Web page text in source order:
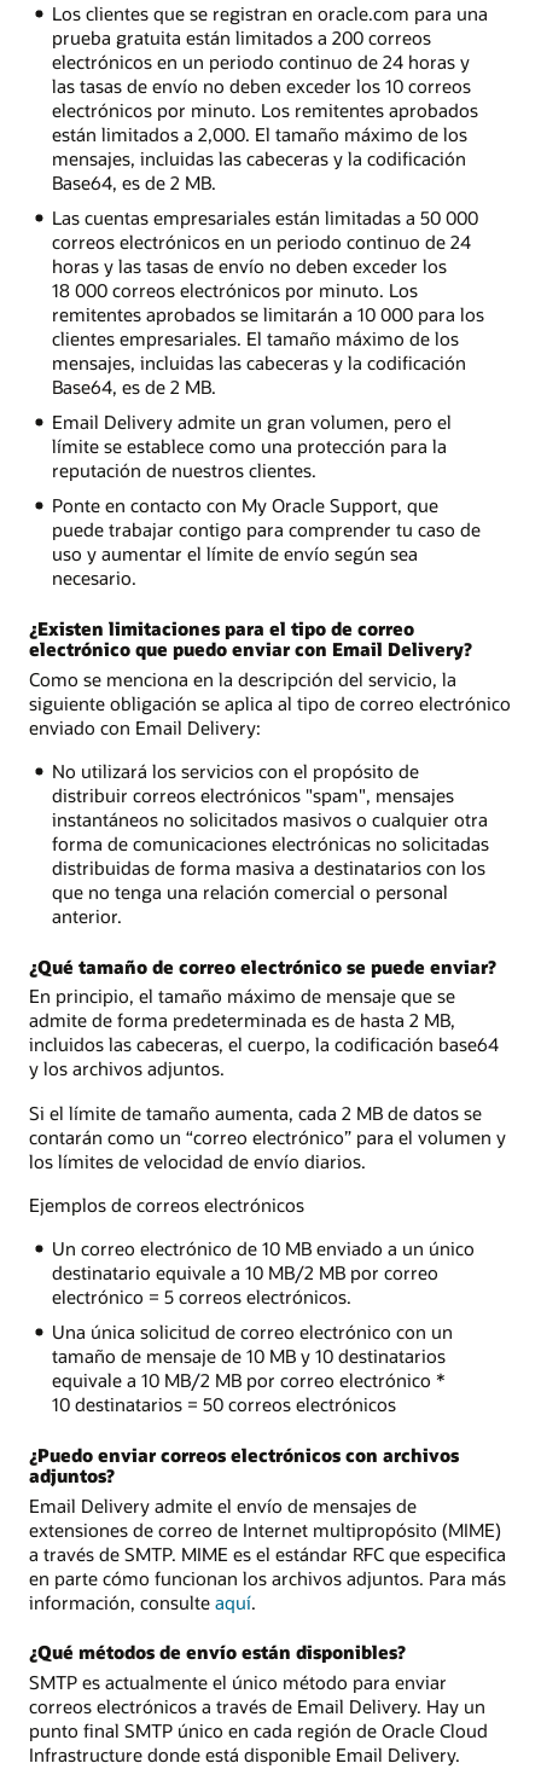
Los clientes que se registran en oracle.com para una
prueba gratuita están limitados a 200 correos
electrónicos en un periodo continuo de 24 horas y
las tasas de envío no deben exceder los 10 correos
electrónicos por minuto. Los remitentes aprobados
están limitados a 2,000. El tamaño máximo de los
mensajes, incluidas las cabeceras y la codificación
Base64, es de 2 MB.
Las cuentas empresariales están limitadas a 50 000
correos electrónicos en un periodo continuo de 24
horas y las tasas de envío no deben exceder los
18 000 correos electrónicos por minuto. Los
remitentes aprobados se limitarán a 10 000 para los
clientes empresariales. El tamaño máximo de los
mensajes, incluidas las cabeceras y la codificación
Base64, es de 2 MB.
Email Delivery admite un gran volumen, pero el
límite se establece como una protección para la
reputación de nuestros clientes.
Ponte en contacto con My Oracle Support, que
puede trabajar contigo para comprender tu caso de
uso y aumentar el límite de envío según sea
necesario.
¿Existen limitaciones para el tipo de correo
electrónico que puedo enviar con Email Delivery?
Como se menciona en la descripción del servicio, la
siguiente obligación se aplica al tipo de correo electrónico
enviado con Email Delivery:
No utilizará los servicios con el propósito de
distribuir correos electrónicos "spam", mensajes
instantáneos no solicitados masivos o cualquier otra
forma de comunicaciones electrónicas no solicitadas
distribuidas de forma masiva a destinatarios con los
que no tenga una relación comercial o personal
anterior.
¿Qué tamaño de correo electrónico se puede enviar?
En principio, el tamaño máximo de mensaje que se
admite de forma predeterminada es de hasta 2 MB,
incluidos las cabeceras, el cuerpo, la codificación base64
y los archivos adjuntos.
Si el límite de tamaño aumenta, cada 2 MB de datos se
contarán como un “correo electrónico” para el volumen y
los límites de velocidad de envío diarios.
Ejemplos de correos electrónicos
Un correo electrónico de 10 MB enviado a un único
destinatario equivale a 10 MB/2 MB por correo
electrónico = 5 correos electrónicos.
Una única solicitud de correo electrónico con un
tamaño de mensaje de 10 MB y 10 destinatarios
equivale a 10 MB/2 MB por correo electrónico *
10 destinatarios = 50 correos electrónicos
¿Puedo enviar correos electrónicos con archivos
adjuntos?
Email Delivery admite el envío de mensajes de
extensiones de correo de Internet multipropósito (MIME)
a través de SMTP. MIME es el estándar RFC que especifica
en parte cómo funcionan los archivos adjuntos. Para más
información, consulte aquí.
¿Qué métodos de envío están disponibles?
SMTP es actualmente el único método para enviar
correos electrónicos a través de Email Delivery. Hay un
punto final SMTP único en cada región de Oracle Cloud
Infrastructure donde está disponible Email Delivery.